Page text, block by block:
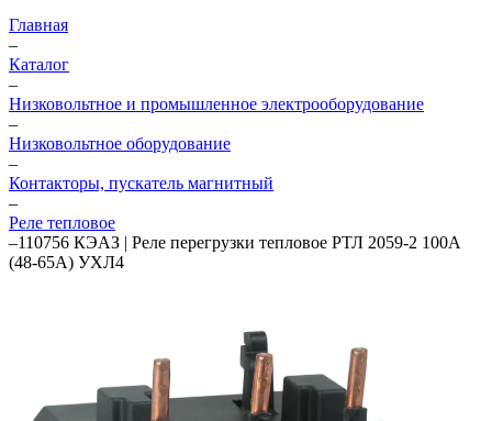
Главная
–
Каталог
–
Низковольтное и промышленное электрооборудование
–
Низковольтное оборудование
–
Контакторы, пускатель магнитный
–
Реле тепловое
–110756 КЭАЗ | Реле перегрузки тепловое РТЛ 2059-2 100А
(48-65А) УХЛ4